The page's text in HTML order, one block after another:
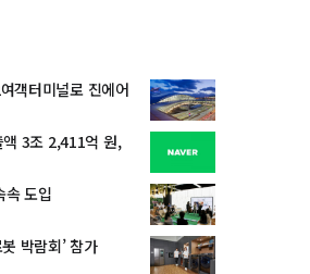
객터미널로 진에어
3조 2,411억 원,
속 도입
박람회’ 참가